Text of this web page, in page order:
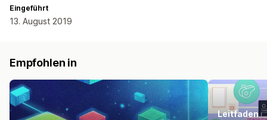
Eingeführt
13. August 2019
Empfohlen in
Leitfaden